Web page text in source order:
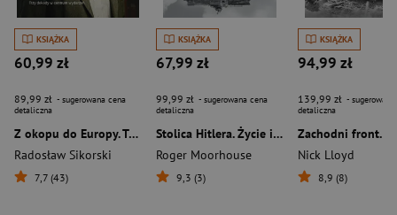
KSIĄŻKA
60,99 zł
89,99 zł - sugerowana cena
detaliczna
Z okopu do Europy. Trzy dekady w centrum wydarzeń
Radosław Sikorski
7,7 (43)
KSIĄŻKA
67,99 zł
99,99 zł - sugerowana cena
detaliczna
Stolica Hitlera. Życie i śmierć w wojennym Berlinie (wyd. 2026)
Roger Moorhouse
9,3 (3)
KSIĄŻKA
94,99 zł
139,99 zł -
detaliczna
Nick Lloyd
8,9 (8)